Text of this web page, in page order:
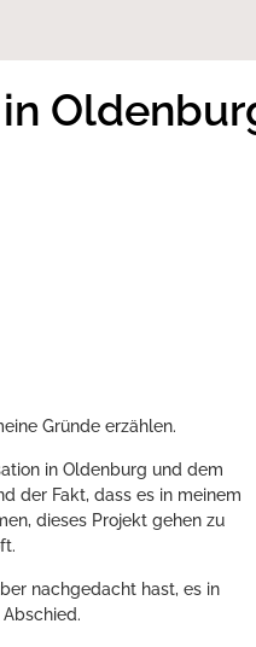
Gründe erzählen.
in Oldenburg und dem
der Fakt, dass es in meinem
dieses Projekt gehen zu
nachgedacht hast, es in